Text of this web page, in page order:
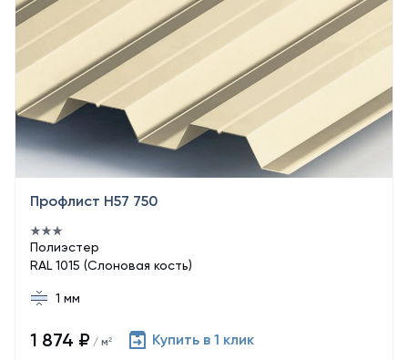
Профлист Н57 750
Полиэстер
RAL 1015 (Слоновая кость)
1 мм
1 874 ₽ / м² Купить в 1 клик